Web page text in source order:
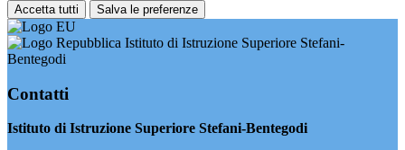
Accetta tutti Salva le preferenze
Istituto di Istruzione Superiore Stefani-
Bentegodi
Contatti
Istituto di Istruzione Superiore Stefani-Bentegodi